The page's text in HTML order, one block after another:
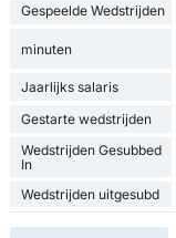
Gespeelde Wedstrijden
minuten
Jaarlijks salaris
Gestarte wedstrijden
Wedstrijden Gesubbed
In
Wedstrijden uitgesubd